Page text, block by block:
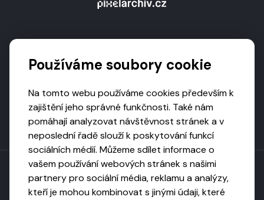
Používáme soubory cookie
Na tomto webu používáme cookies především k
zajištění jeho správné funkčnosti. Také nám
pomáhají analyzovat návštěvnost stránek a v
neposlední řadě slouží k poskytování funkcí
sociálních médií. Můžeme sdílet informace o
vašem používání webových stránek s našimi
partnery pro sociální média, reklamu a analýzy,
kteří je mohou kombinovat s jinými údaji, které